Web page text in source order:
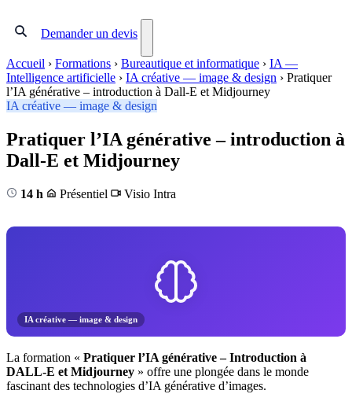
Demander un devis
Accueil › Formations › Bureautique et informatique › IA —
Intelligence artificielle › IA créative — image & design › Pratiquer
l’IA générative – introduction à Dall-E et Midjourney
IA créative — image & design
Pratiquer l’IA générative – introduction à
Dall-E et Midjourney
14 h Présentiel Visio Intra
IA créative — image & design
La formation « Pratiquer l’IA générative – Introduction à
DALL-E et Midjourney » offre une plongée dans le monde
fascinant des technologies d’IA générative d’images.